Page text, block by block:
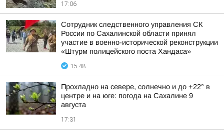
17:06
Сотрудник следственного управления СК
России по Сахалинской области принял
участие в военно-исторической реконструкции
«Штурм полицейского поста Хандаса»
15:48
Прохладно на севере, солнечно и до +22° в
центре и на юге: погода на Сахалине 9
августа
17:31